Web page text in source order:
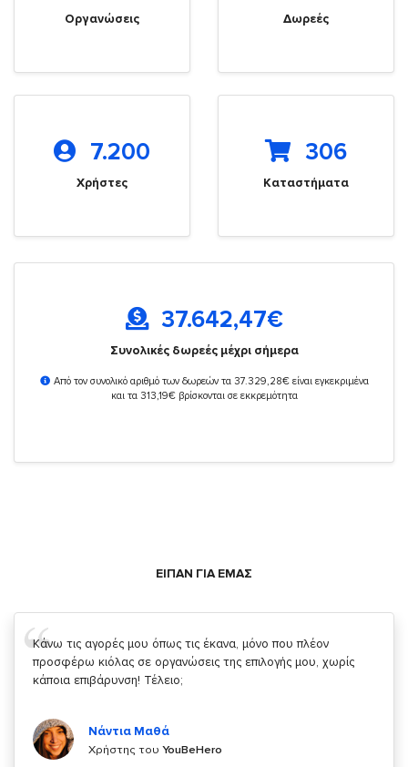
Οργανώσεις Δωρεές
7.200
Χρήστες
306
Καταστήματα
37.642,47€
Συνολικές δωρεές μέχρι σήμερα
Από τον συνολικό αριθμό των δωρεών τα 37.329,28€ είναι εγκεκριμένα
και τα 313,19€ βρίσκονται σε εκκρεμότητα
ΕΙΠΑΝ ΓΙΑ ΕΜΑΣ
Σας ευχαριστώ που μας δίνετε την δυνατότητα να κάνουμε
κάτι!
Χρήστης τουYouBeHero